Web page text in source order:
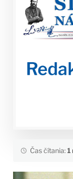
Čas čítania:1